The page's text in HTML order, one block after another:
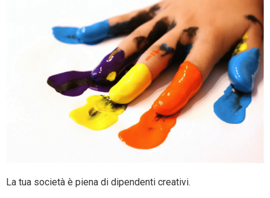
La tua società è piena di dipendenti creativi.